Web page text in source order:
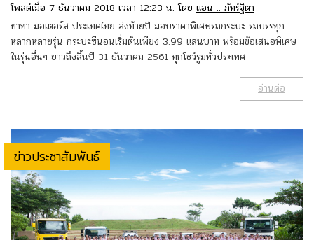
โพสต์เมื่อ 7 ธันวาคม 2018 เวลา 12:23 น. โดย แอน .. ภัทร์ฐิตา
ทาทา มอเตอร์ส ประเทศไทย ส่งท้ายปี มอบราคาพิเศษรถกระบะ รถบรรทุก
หลากหลายรุ่น กระบะซีนอนเริ่มต้นเพียง 3.99 แสนบาท พร้อมข้อเสนอพิเศษ
ในรุ่นอื่นๆ ยาวถึงสิ้นปี 31 ธันวาคม 2561 ทุกโชว์รูมทั่วประเทศ
อ่านต่อ
ข่าวประชาสัมพันธ์